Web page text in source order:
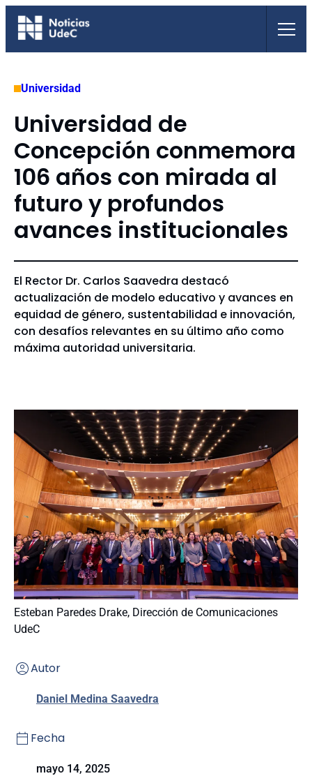
Saltar
Universidad
Universidad de
Concepción conmemora
106 años con mirada al
futuro y profundos
avances institucionales
El Rector Dr. Carlos Saavedra destacó
actualización de modelo educativo y avances en
equidad de género, sustentabilidad e innovación,
con desafíos relevantes en su último año como
máxima autoridad universitaria.
Esteban Paredes Drake, Dirección de Comunicaciones
UdeC
Autor
Daniel Medina Saavedra
Fecha
mayo 14, 2025